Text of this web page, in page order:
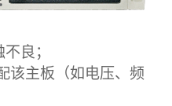
良；
该主板（如电压、频